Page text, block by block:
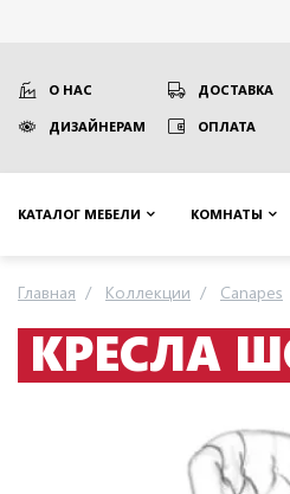
О НАС ДОСТАВКА
ДИЗАЙНЕРАМ ОПЛАТА
КАТАЛОГ МЕБЕЛИ КОМНАТЫ
Главная Коллекции Canapes
КРЕСЛА